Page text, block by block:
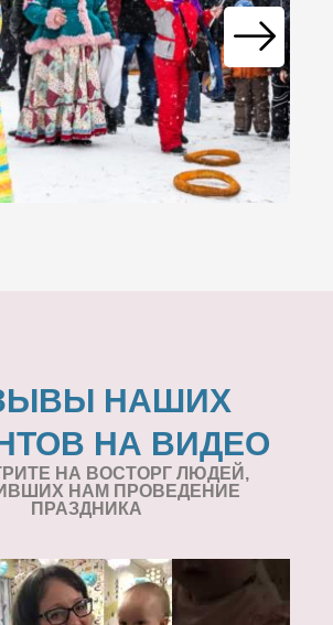
НАШИХ
НА ВИДЕО
НА ВОСТОРГ ЛЮДЕЙ,
НАМ ПРОВЕДЕНИЕ
ПРАЗДНИКА